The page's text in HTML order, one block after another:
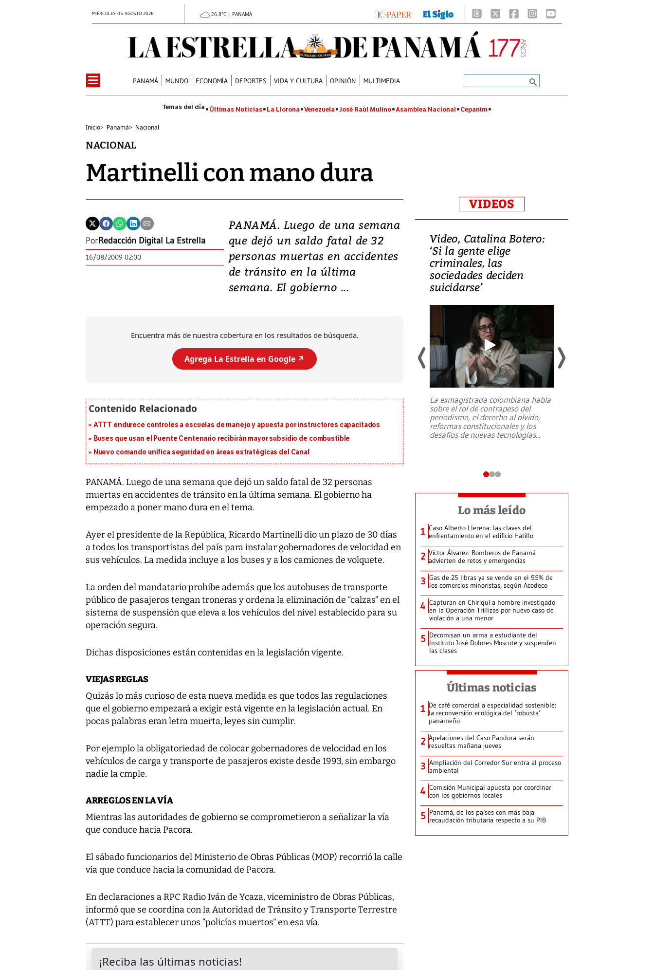
MIÉRCOLES 05 AGOSTO 2026 26.8°C | PANAMÁ
PANAMÁ MUNDO ECONOMÍA DEPORTES VIDA Y CULTURA OPINIÓN MULTIMEDIA
Últimas Noticias La Llorona Venezuela José Raúl Mulino Asamblea Nacional Cepanim
Inicio> Panamá> Nacional
NACIONAL
Martinelli con mano dura
PorRedacción Digital La Estrella
16/08/2009 02:00
PANAMÁ. Luego de una semana
que dejó un saldo fatal de 32
personas muertas en accidentes
de tránsito en la última
semana. El gobierno ...
Encuentra más de nuestra cobertura en los resultados de búsqueda.
Agrega La Estrella en Google ↗️
ATTT endurece controles a escuelas de manejo y apuesta por instructores capacitados
Buses que usan el Puente Centenario recibirán mayor subsidio de combustible
Nuevo comando unifica seguridad en áreas estratégicas del Canal
PANAMÁ. Luego de una semana que dejó un saldo fatal de 32 personas
muertas en accidentes de tránsito en la última semana. El gobierno ha
empezado a poner mano dura en el tema.
Ayer el presidente de la República, Ricardo Martinelli dio un plazo de 30 días
a todos los transportistas del país para instalar gobernadores de velocidad en
sus vehículos. La medida incluye a los buses y a los camiones de volquete.
La orden del mandatario prohibe además que los autobuses de transporte
público de pasajeros tengan troneras y ordena la eliminación de “calzas” en el
sistema de suspensión que eleva a los vehículos del nivel establecido para su
operación segura.
Dichas disposiciones están contenidas en la legislación vigente.
VIEJAS REGLAS
Quizás lo más curioso de esta nueva medida es que todos las regulaciones
que el gobierno empezará a exigir está vigente en la legislación actual. En
pocas palabras eran letra muerta, leyes sin cumplir.
Por ejemplo la obligatoriedad de colocar gobernadores de velocidad en los
vehículos de carga y transporte de pasajeros existe desde 1993, sin embargo
nadie la cmple.
ARREGLOS EN LA VÍA
Mientras las autoridades de gobierno se comprometieron a señalizar la vía
que conduce hacia Pacora.
El sábado funcionarios del Ministerio de Obras Públicas (MOP) recorrió la calle
vía que conduce hacia la comunidad de Pacora.
En declaraciones a RPC Radio Iván de Ycaza, viceministro de Obras Públicas,
informó que se coordina con la Autoridad de Tránsito y Transporte Terrestre
(ATTT) para establecer unos “policías muertos” en esa vía.
VIDEOS
Video, Japón: Terremoto
deja heridos y graves
daños en Kumamoto
al sur de Japón, provocando una
Video, Catalina Botero:
‘Si la gente elige
criminales, las
sociedades deciden
suicidarse’
La exmagistrada colombiana habla
sobre el rol de contrapeso del
periodismo, el derecho al olvido,
reformas constitucionales y los
desafíos de nuevas tecnologías...
Lo más leído
1 Caso Alberto Llerena: las claves del
enfrentamiento en el edificio Hatillo
2 Víctor Álvarez: Bomberos de Panamá
advierten de retos y emergencias
3 Gas de 25 libras ya se vende en el 95% de
los comercios minoristas, según Acodeco
4 Capturan en Chiriquí a hombre investigado
en la Operación Trillizas por nuevo caso de
violación a una menor
5 Decomisan un arma a estudiante del
Instituto José Dolores Moscote y suspenden
las clases
Últimas noticias
1 De café comercial a especialidad sostenible:
la reconversión ecológica del ‘robusta’
panameño
2 Apelaciones del Caso Pandora serán
resueltas mañana jueves
3 Ampliación del Corredor Sur entra al proceso
ambiental
4 Comisión Municipal apuesta por coordinar
con los gobiernos locales
5 Panamá, de los países con más baja
recaudación tributaria respecto a su PIB